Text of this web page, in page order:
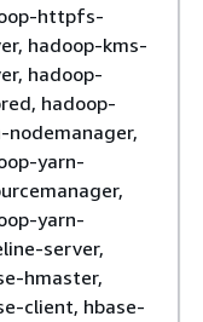
httpfs-
hadoop-kms-
hadoop-
hadoop-
nodemanager,
yarn-
yarn-
server,
hmaster,
client, hbase-